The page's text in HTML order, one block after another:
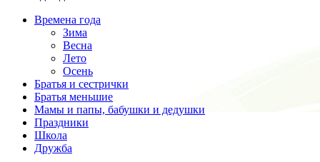
Времена года
Зима
Весна
Лето
Осень
Братья и сестрички
Братья меньшие
Мамы и папы, бабушки и дедушки
Праздники
Школа
Дружба